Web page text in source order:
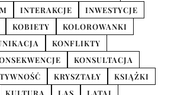
INTERAKCJE
INWESTYCJE
KOBIETY
KOLOROWANKI
KONFLIKTY
KONSULTACJA
KRYSZTAŁY
KSIĄŻKI
KULTURA LAS LATAJ